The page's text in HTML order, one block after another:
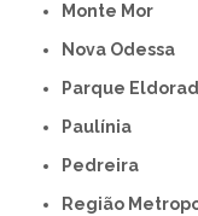
Monte Mor
Nova Odessa
Parque
Paulínia
Pedreira
Região